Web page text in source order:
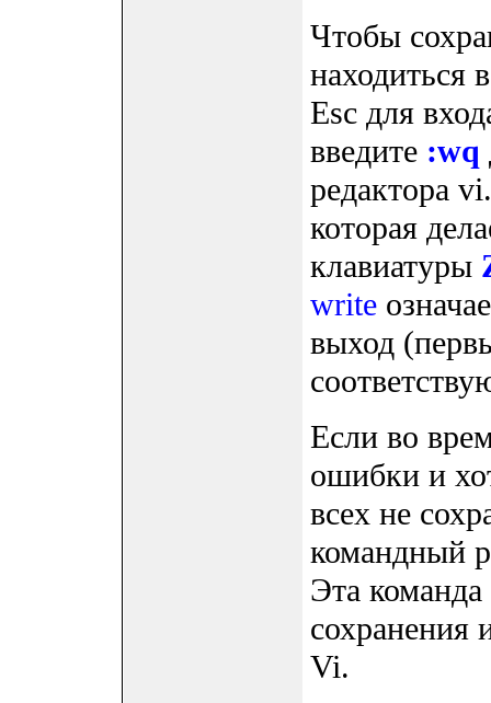
Чтобы
находиться
Esc для
введите :wq
редактора
которая
клавиатуры
write
выход
Если во
ошибки и
всех не
командный
Эта команда
сохранения
Vi.